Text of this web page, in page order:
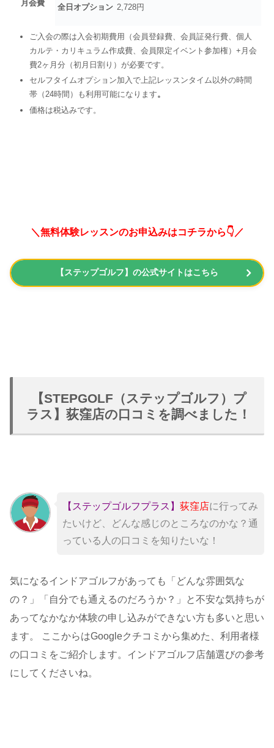
月会費 全日オプション 2,728円
ご入会の際は入会初期費用（会員登録費、会員証発行費、個人
カルテ・カリキュラム作成費、会員限定イベント参加権）+月会
費2ヶ月分（初月日割り）が必要です。
セルフタイムオプション加入で上記レッスンタイム以外の時間
帯（24時間）も利用可能になります。
価格は税込みです。
＼無料体験レッスンのお申込みはコチラから👇／
【ステップゴルフ】の公式サイトはこちら
【STEPGOLF（ステップゴルフ）プ
ラス】荻窪店の口コミを調べました！
【ステップゴルフプラス】 荻窪店に行ってみ
たいけど、どんな感じのところなのかな？通
っている人の口コミを知りたいな！
気になるインドアゴルフがあっても「どんな雰囲気な
の？」「自分でも通えるのだろうか？」と不安な気持ちが
あってなかなか体験の申し込みができない方も多いと思い
ます。 ここからはGoogleクチコミから集めた、利用者様
の口コミをご紹介します。インドアゴルフ店舗選びの参考
にしてくださいね。